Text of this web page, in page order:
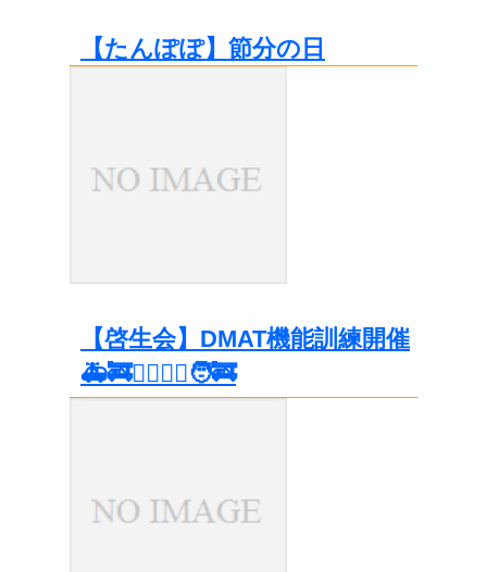
【たんぽぽ】節分の日
【啓生会】DMAT機能訓練開催
🚑🚒👩‍⚕️👷‍♀️🧑‍🚒